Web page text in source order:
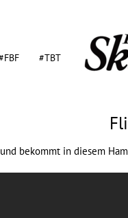
#TBT
bekommt in diesem